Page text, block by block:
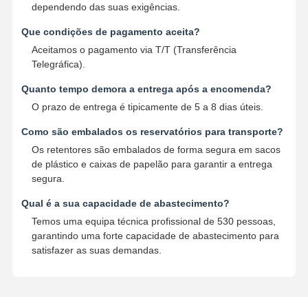
dependendo das suas exigências.
Que condições de pagamento aceita?
Aceitamos o pagamento via T/T (Transferência
Telegráfica).
Quanto tempo demora a entrega após a encomenda?
O prazo de entrega é tipicamente de 5 a 8 dias úteis.
Como são embalados os reservatórios para transporte?
Os retentores são embalados de forma segura em sacos
de plástico e caixas de papelão para garantir a entrega
segura.
Qual é a sua capacidade de abastecimento?
Temos uma equipa técnica profissional de 530 pessoas,
garantindo uma forte capacidade de abastecimento para
satisfazer as suas demandas.